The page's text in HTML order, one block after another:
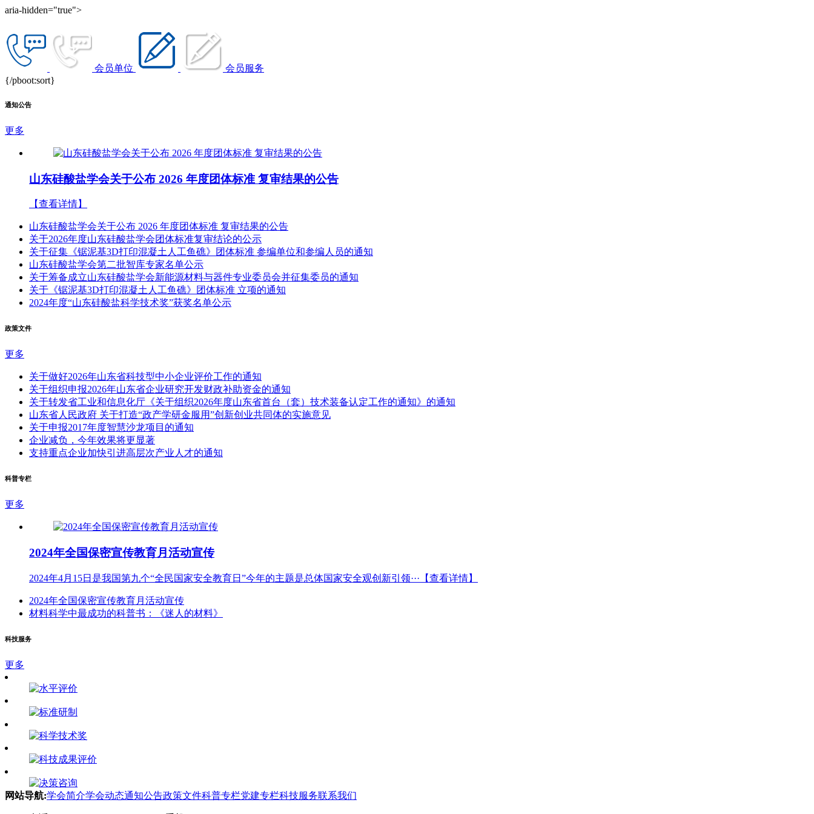
aria-hidden="true">
会员单位
会员服务
{/pboot:sort}
通知公告
更多
山东硅酸盐学会关于公布 2026 年度团体标准 复审结果的公告
【查看详情】
山东硅酸盐学会关于公布 2026 年度团体标准 复审结果的公告
关于2026年度山东硅酸盐学会团体标准复审结论的公示
关于征集《锯泥基3D打印混凝土人工鱼礁》团体标准 参编单位和参编人员的通知
山东硅酸盐学会第二批智库专家名单公示
关于筹备成立山东硅酸盐学会新能源材料与器件专业委员会并征集委员的通知
关于《锯泥基3D打印混凝土人工鱼礁》团体标准 立项的通知
2024年度“山东硅酸盐科学技术奖”获奖名单公示
政策文件
更多
关于做好2026年山东省科技型中小企业评价工作的通知
关于组织申报2026年山东省企业研究开发财政补助资金的通知
关于转发省工业和信息化厅《关于组织2026年度山东省首台（套）技术装备认定工作的通知》的通知
山东省人民政府 关于打造“政产学研金服用”创新创业共同体的实施意见
关于申报2017年度智慧沙龙项目的通知
企业减负，今年效果将更显著
支持重点企业加快引进高层次产业人才的通知
科普专栏
更多
2024年全国保密宣传教育月活动宣传
2024年4月15日是我国第九个“全民国家安全教育日”今年的主题是总体国家安全观创新引领··· 【查看详情】
2024年全国保密宣传教育月活动宣传
材料科学中最成功的科普书：《迷人的材料》
科技服务
更多
网站导航:学会简介学会动态通知公告政策文件科普专栏党建专栏科技服务联系我们